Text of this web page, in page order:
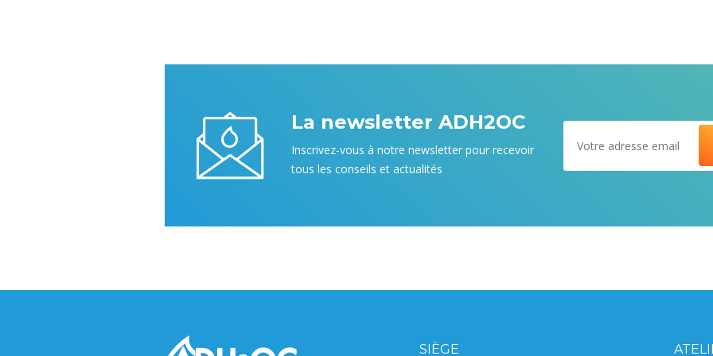
La newsletter ADH2OC
Inscrivez-vous à notre newsletter pour recevoir
tous les conseils et actualités
SIÈGE